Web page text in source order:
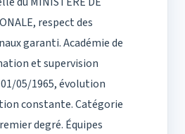
respect des
garanti. Académie de
et supervision
05/1965, évolution
constante. Catégorie
degré. Équipes